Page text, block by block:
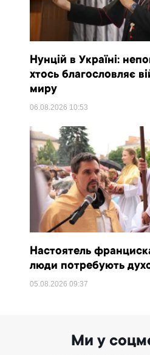
Нунцій в Україні:
хтось благословляє
миру
06.08.2026 10:53
Настоятель
люди потребують
05.08.202609:37
Ми у